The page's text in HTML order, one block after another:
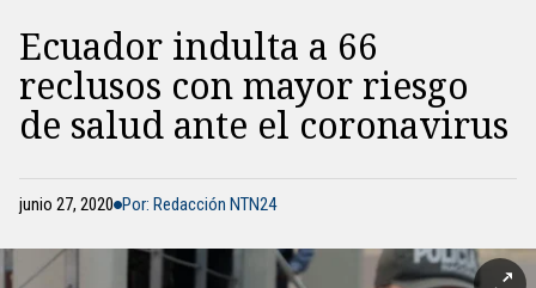
Ecuador indulta a 66
reclusos con mayor riesgo
de salud ante el coronavirus
junio 27, 2020 Por: Redacción NTN24